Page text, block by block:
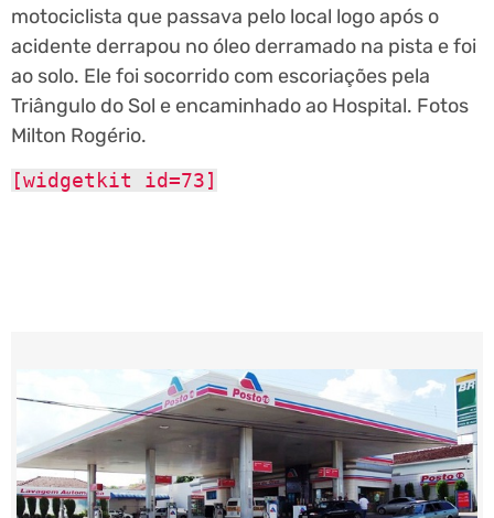
motociclista que passava pelo local logo após o
acidente derrapou no óleo derramado na pista e foi
ao solo. Ele foi socorrido com escoriações pela
Triângulo do Sol e encaminhado ao Hospital. Fotos
Milton Rogério.
[widgetkit id=73]